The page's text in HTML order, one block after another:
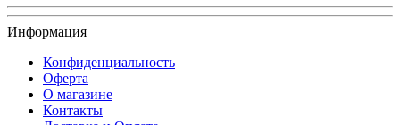
Информация
Конфиденциальность
Оферта
О магазине
Контакты